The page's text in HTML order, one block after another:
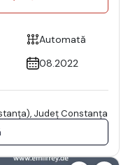
Automată
08.2022
Județ Constanţa